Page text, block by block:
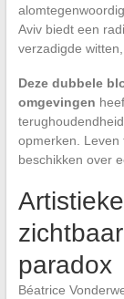
Aviv biedt een
verzadigde
Deze dubbele
omgevingen
opmerken. Leven
beschikken over
paradox
Béatrice